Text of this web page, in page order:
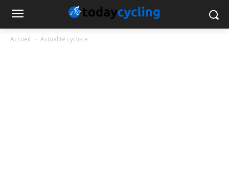
Accueil Actualité cycliste